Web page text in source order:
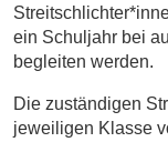
ein Schuljahr bei
begleiten werden.
Die zuständigen
jeweiligen Klasse